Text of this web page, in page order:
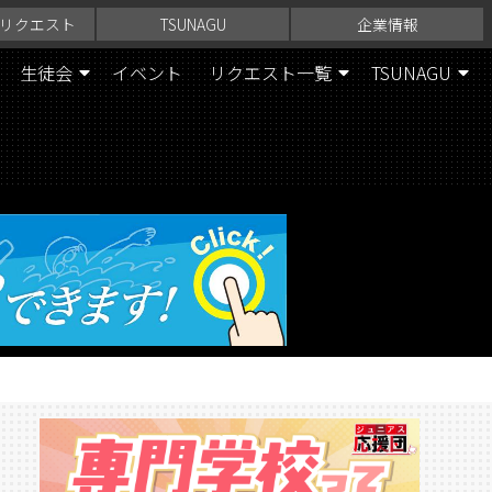
クエスト TSUNAGU 企業情報
生徒会 イベント リクエスト一覧 TSUNAGU